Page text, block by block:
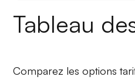
Tableau
Comparez les options